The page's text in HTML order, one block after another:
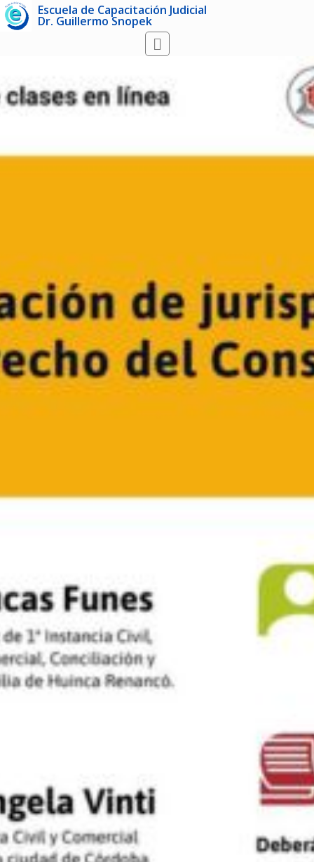
Escuela de Capacitación Judicial
Dr. Guillermo Snopek